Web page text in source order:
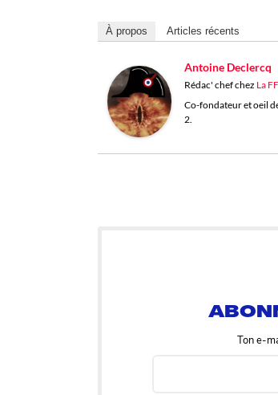
À propos Articles récents
Antoine Declercq
Rédac' chefchez La
Co-fondateur et oeil
2.
Ton e-